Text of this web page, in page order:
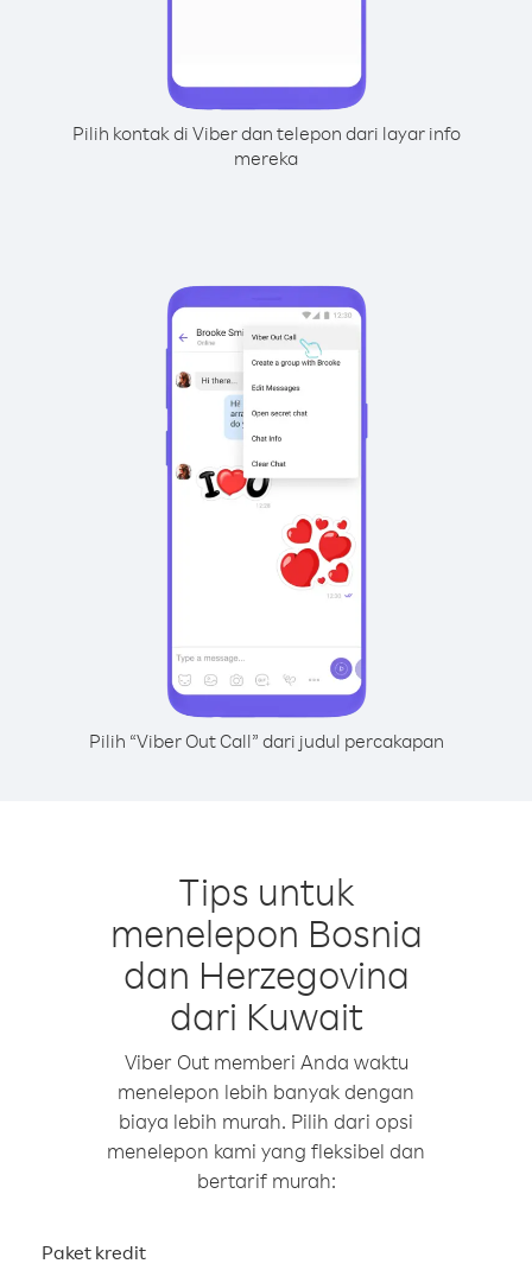
Pilih kontak di Viber dan telepon dari layar info
mereka
Pilih “Viber Out Call” dari judul percakapan
Tips untuk
menelepon Bosnia
dan Herzegovina
dari Kuwait
Viber Out memberi Anda waktu
menelepon lebih banyak dengan
biaya lebih murah. Pilih dari opsi
menelepon kami yang fleksibel dan
bertarif murah:
Paket kredit